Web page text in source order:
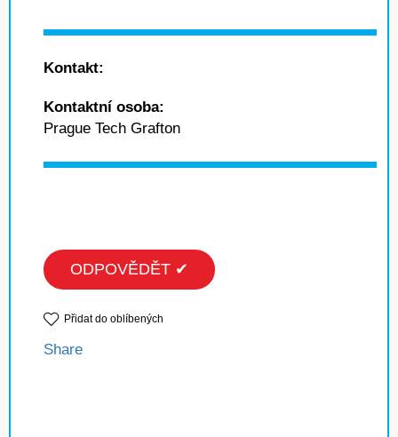
Kontakt:
Kontaktní osoba:
Prague Tech Grafton
ODPOVĚDĚT ✔
Přidat do oblíbených
Share